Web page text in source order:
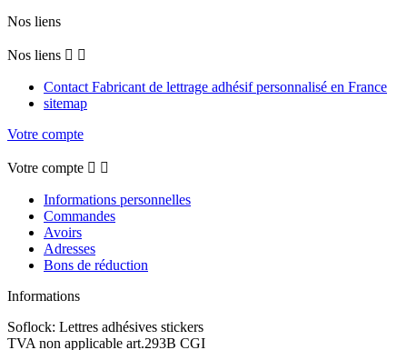
Nos liens
Nos liens  
Contact Fabricant de lettrage adhésif personnalisé en France
sitemap
Votre compte
Votre compte  
Informations personnelles
Commandes
Avoirs
Adresses
Bons de réduction
Informations
Soflock: Lettres adhésives stickers
TVA non applicable art.293B CGI